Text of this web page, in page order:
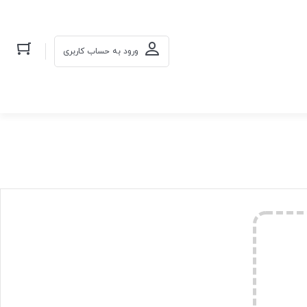
ورود به حساب کاربری